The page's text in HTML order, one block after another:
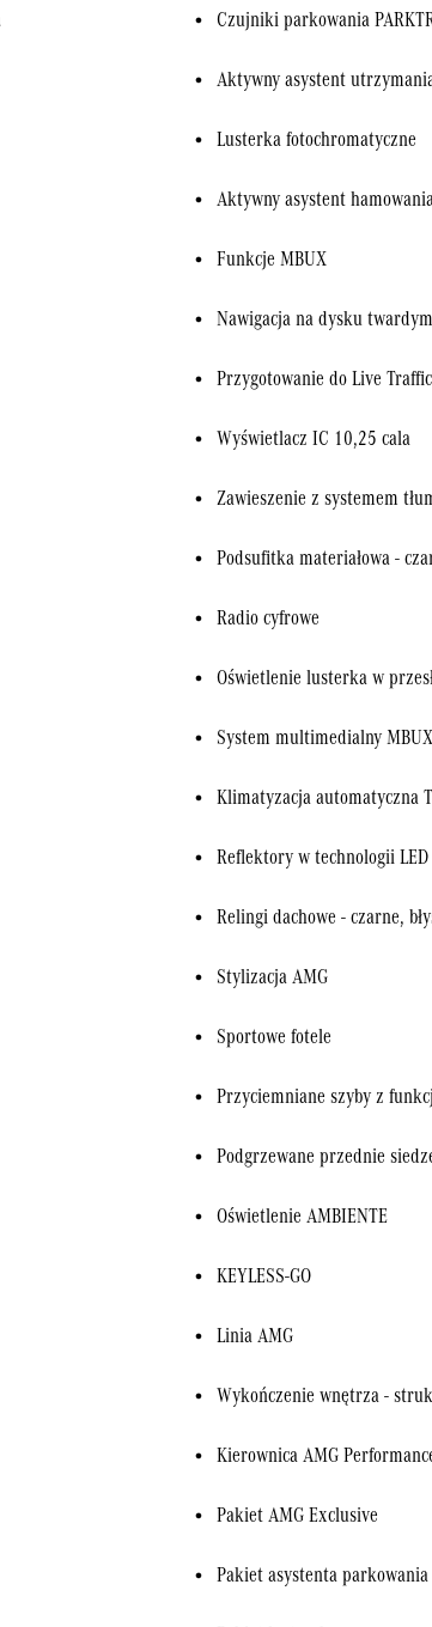
Czujniki parkowania
Aktywny asystent
Lusterka fotochromatyczne
Aktywny asystent
Funkcje MBUX
Nawigacja na dysku twardym
Przygotowanie do Live
Wyświetlacz IC 10,25 cala
Zawieszenie z systemem
Podsufitka materiałowa -
Radio cyfrowe
Oświetlenie lusterka w
System multimedialny
Klimatyzacja automatyczna
Reflektory w technologii LED
Relingi dachowe - czarne,
Stylizacja AMG
Sportowe fotele
Przyciemniane szyby z
Podgrzewane przednie
Oświetlenie AMBIENTE
KEYLESS-GO
Linia AMG
Wykończenie wnętrza -
Kierownica AMG
Pakiet AMG Exclusive
Pakiet asystenta parkowania